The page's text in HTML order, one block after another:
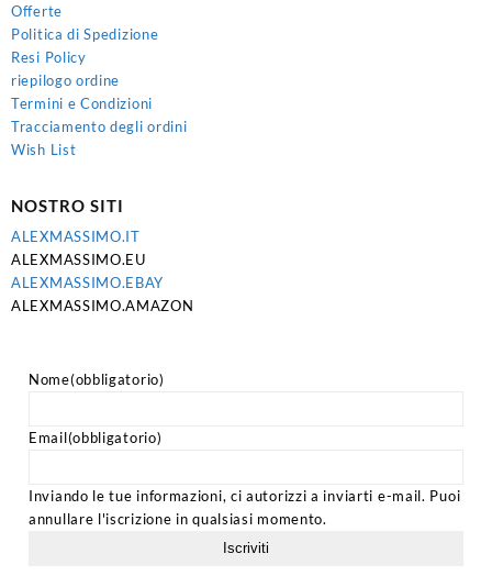
Offerte
Politica di Spedizione
Resi Policy
riepilogo ordine
Termini e Condizioni
Tracciamento degli ordini
Wish List
NOSTRO SITI
ALEXMASSIMO.IT
ALEXMASSIMO.EU
ALEXMASSIMO.EBAY
ALEXMASSIMO.AMAZON
Nome(obbligatorio)
Email(obbligatorio)
Inviando le tue informazioni, ci autorizzi a inviarti e-mail. Puoi
annullare l'iscrizione in qualsiasi momento.
Iscriviti